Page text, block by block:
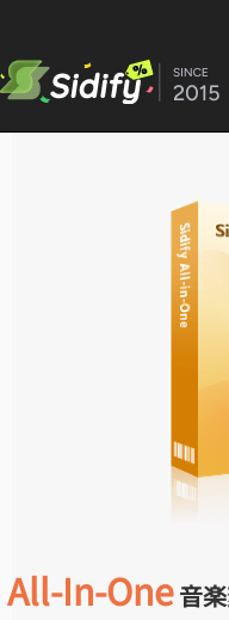
All-In-One音楽